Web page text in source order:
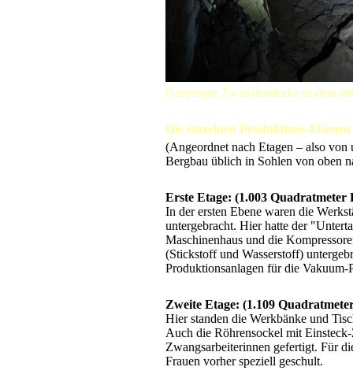
Gespengte Zwischendecke in dem
Die einzelnen Produktions-
(Angeordnet nach Etagen – also
Bergbau üblich in Sohlen von oben
Erste Etage: (1.003 Quadratmeter
In der ersten Ebene waren die
untergebracht. Hier hatte der
Maschinenhaus und die
(Stickstoff und Wasserstoff)
Produktionsanlagen für die
Zweite Etage: (1.109
Hier standen die Werkbänke und
Auch die Röhrensockel mit
Zwangsarbeiterinnen gefertigt. Für
Frauen vorher speziell geschult.